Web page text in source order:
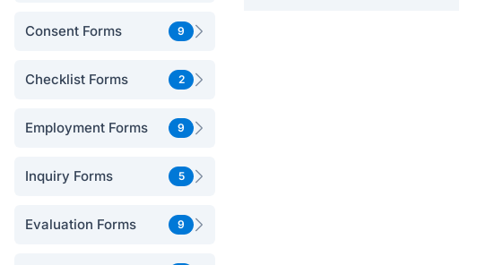
Consent Forms 9
Checklist Forms 2
Employment Forms 9
Inquiry Forms 5
Evaluation Forms 9